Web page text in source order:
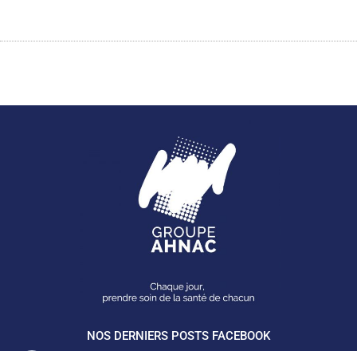
NOS DERNIERS POSTS FACEBOOK